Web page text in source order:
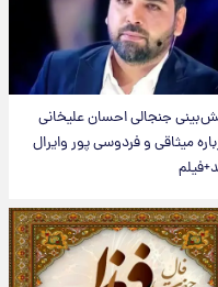
جنجالی احسان علیخانی
میثاقی و فردوسی پور وایرال